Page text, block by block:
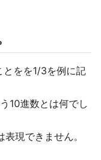
とをを1/3を例に記
10進数とは何でし
現できません。